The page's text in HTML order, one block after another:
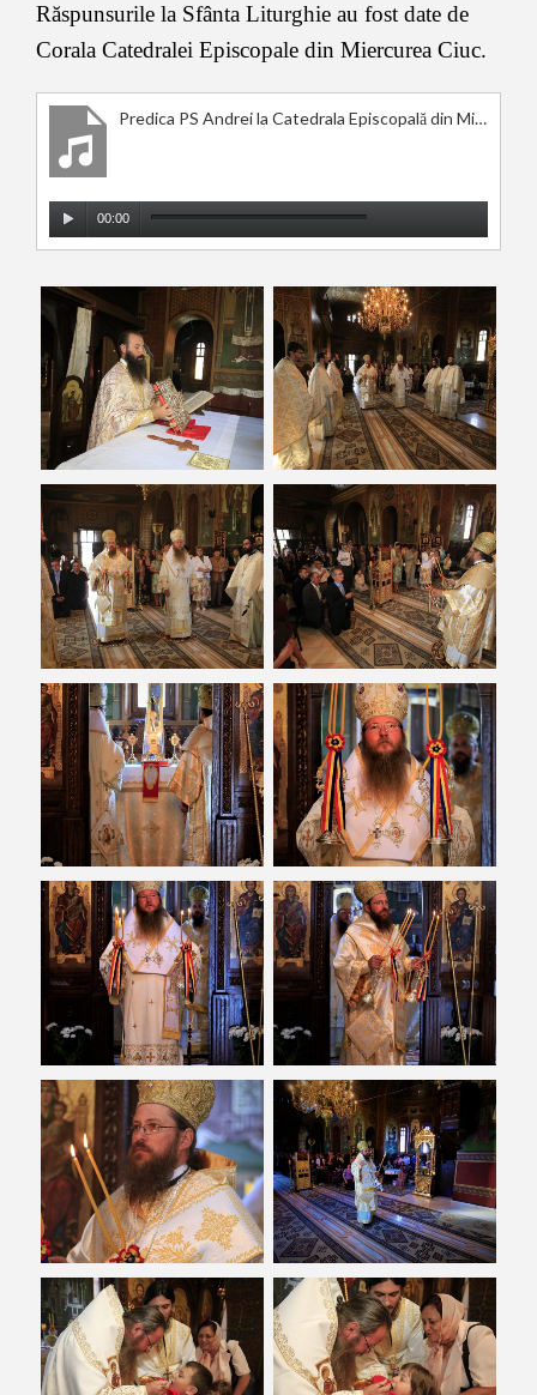
Răspunsurile la Sfânta Liturghie au fost date de
Corala Catedralei Episcopale din Miercurea Ciuc.
Predica PS Andrei la Catedrala Episcopală din Miercurea Ciuc. 27.08.17
Player
audio
00:00